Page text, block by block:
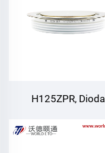
H125ZPR, Dioda